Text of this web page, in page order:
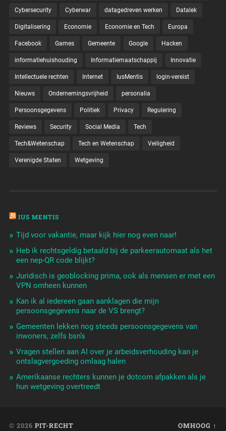
Cybersecurity Cyberwar datagedreven werken Datalek
Digitalisering Economie Economie en Tech Europa
Facebook Games Gemeente Google Hacken
informatiehuishouding Informatiemaatschappij Innovatie
Intellectuele rechten Internet IusMentis login-vereist
Nieuws Ondernemingsvrijheid personalia
Persoonsgegevens Politiek Privacy Regulering
Reviews Security Social Media Tech
Tech&Wetenschap Tech en Wetenschap Veiligheid
Verenigde Staten Wetgeving
IUS MENTIS
Tijd voor vakantie, maar kijk hier nog even naar!
Heb ik rechtsgeldig betaald bij de parkeerautomaat als het
een nep-QR code blijkt?
Juridisch is geoblocking prima, ook als mensen er met een
VPN omheen kunnen
Kan ik al iedereen gaan aanklagen die mijn
persoonsgegevens naar de VS brengt?
Gemeenten lekken nog steeds persoonsgegevens van
inwoners, zelfs bsn’s
Vragen stellen aan AI over je arbeidsverhouding kan je
ontslagvergoeding omlaag halen
Amerikaanse rechters kunnen je dotcom afpakken als je
hun wetgeving overtreedt
© 2026 PIT-RECHT OMHOOG ↑